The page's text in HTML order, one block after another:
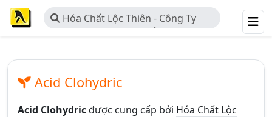
Hóa Chất Lộc Thiên - Công Ty
TNHH Đầu Tư Phát Triển Lộc Thiên
Acid Clohydric
Acid Clohydricđược cung cấp bởi Hóa Chất Lộc